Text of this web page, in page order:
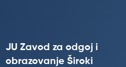
JU Zavod za odgoj i
obrazovanje Široki